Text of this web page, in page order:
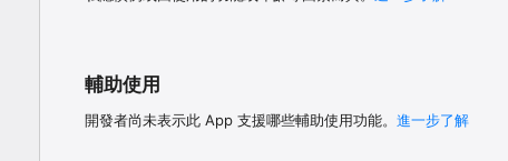
輔助使用
開發者尚未表示此 App 支援哪些輔助使用功能。 進一步了解